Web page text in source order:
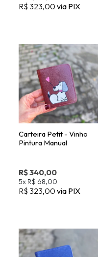
Carteira Petit - Vinho
Pintura Manual
R$ 340,00
5xR$ 68,00
R$ 323,00via PIX